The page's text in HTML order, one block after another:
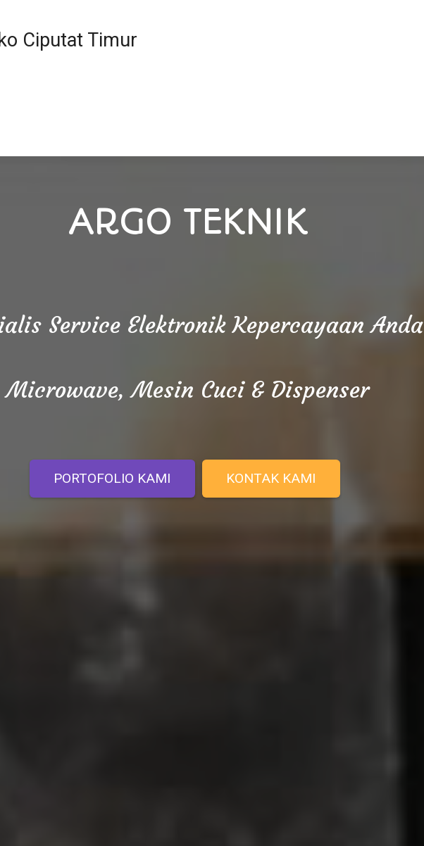
Ciputat Timur
ARGO TEKNIK
Service Elektronik Kepercayaan Anda
Microwave, Mesin Cuci & Dispenser
PORTOFOLIO KAMI KONTAK KAMI